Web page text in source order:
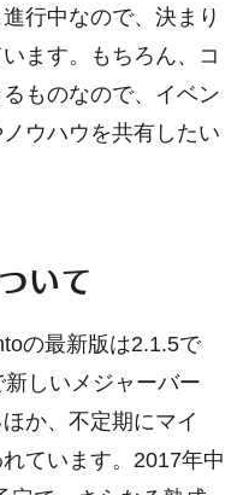
行中なので、決まり
ます。もちろん、コ
ものなので、イベン
ウハウを共有したい
いて
の最新版は2.1.5で
しいメジャーバー
か、不定期にマイ
ています。2017年中